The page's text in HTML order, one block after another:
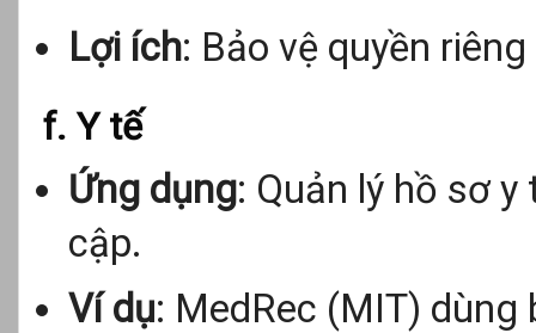
Lợi ích: Bảo vệ quyền
f. Y tế
Ứng dụng: Quản lý hồ sơ y
cập.
Ví dụ: MedRec (MIT)